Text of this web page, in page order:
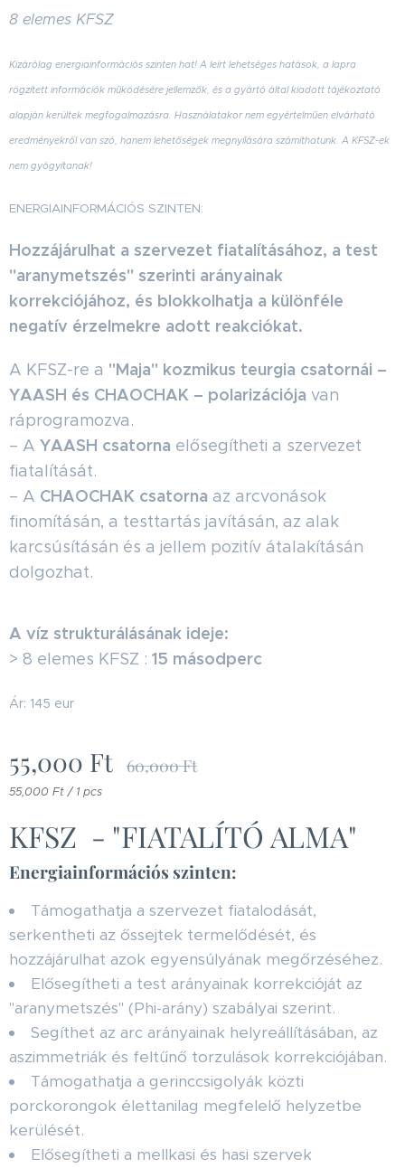
8 elemes KFSZ
Kizárólag energiainformációs szinten hat! A leírt lehetséges hatások, a lapra
rögzített információk működésére jellemzők, és a gyártó által kiadott tájékoztató
alapján kerültek megfogalmazásra. Használatakor nem egyértelműen elvárható
eredményekről van szó, hanem lehetőségek megnyílására számíthatunk. A KFSZ-ek
nem gyógyítanak!
ENERGIAINFORMÁCIÓS SZINTEN:
Hozzájárulhat a szervezet fiatalításához, a test
"aranymetszés" szerinti arányainak
korrekciójához, és blokkolhatja a különféle
negatív érzelmekre adott reakciókat.
A KFSZ-re a "Maja" kozmikus teurgia csatornái –
YAASH és CHAOCHAK – polarizációja van
ráprogramozva.
– A YAASH csatorna elősegítheti a szervezet
fiatalítását.
– A CHAOCHAK csatorna az arcvonások
finomításán, a testtartás javításán, az alak
karcsúsításán és a jellem pozitív átalakításán
dolgozhat.
A víz strukturálásának ideje:
> 8 elemes KFSZ : 15 másodperc
Ár: 145 eur
55,000 Ft 60,000Ft
55,000 Ft / 1 pcs
KFSZ - "FIATALÍTÓ ALMA"
Energiainformációs szinten:
Támogathatja a szervezet fiatalodását,
serkentheti az őssejtek termelődését, és
hozzájárulhat azok egyensúlyának megőrzéséhez.
Elősegítheti a test arányainak korrekcióját az
"aranymetszés" (Phi-arány) szabályai szerint.
Segíthet az arc arányainak helyreállításában, az
aszimmetriák és feltűnő torzulások korrekciójában.
Támogathatja a gerinccsigolyák közti
porckorongok élettanilag megfelelő helyzetbe
kerülését.
Elősegítheti a mellkasi és hasi szervek